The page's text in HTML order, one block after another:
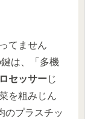
てません
は、「多機
セッサーじ
を粗みじん
のプラスチッ